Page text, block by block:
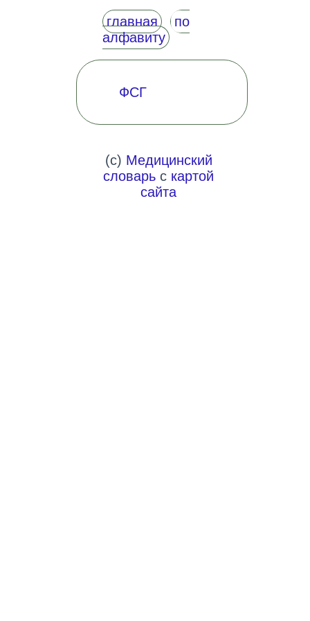
главная
по
алфавиту
ФСГ
(c) Медицинский
словарь с картой
сайта